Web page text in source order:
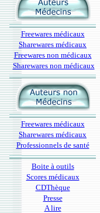
Freewares médicaux
Sharewares médicaux
Freewares non médicaux
Sharewares non médicaux
Freewares médicaux
Sharewares médicaux
Professionnels de santé
Boite à outils
Scores médicaux
CDThèque
Presse
A lire